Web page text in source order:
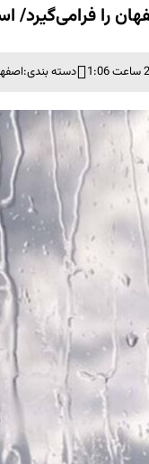
را فرامی‌گیرد/
دسته بندی: